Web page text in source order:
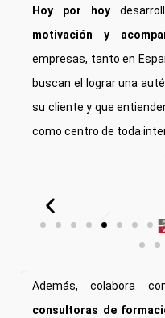
Hoy por hoy
motivación y
empresas, tanto en
buscan el lograr una
su cliente y que
como centro de toda
Además, colabora
consultoras de